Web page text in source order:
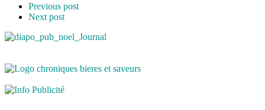
Previous post
Next post